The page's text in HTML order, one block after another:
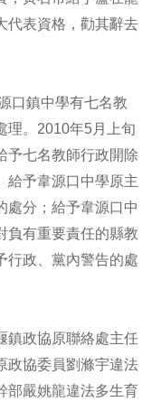
代表資格，勸其辭去
口鎮中學有七名教
理。2010年5月上旬
予七名教師行政開除
給予韋源口中學原主
處分；給予韋源口中
負有重要責任的縣教
行政、黨內警告的處
鎮政協原聯絡處主任
政協委員劉滌宇違法
部嚴姚龍違法多生育